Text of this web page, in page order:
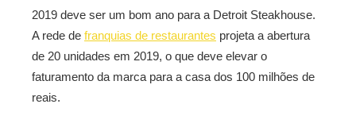
2019 deve ser um bom ano para a Detroit Steakhouse.
A rede de franquias de restaurantes projeta a abertura
de 20 unidades em 2019, o que deve elevar o
faturamento da marca para a casa dos 100 milhões de
reais.